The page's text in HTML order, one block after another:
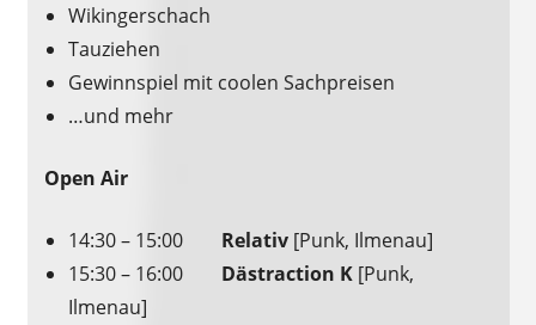
Wikingerschach
Tauziehen
Gewinnspiel mit coolen Sachpreisen
…und mehr
Open Air
14:30 – 15:00 Relativ [Punk, Ilmenau]
15:30 – 16:00 Dästraction K[Punk,
Ilmenau]